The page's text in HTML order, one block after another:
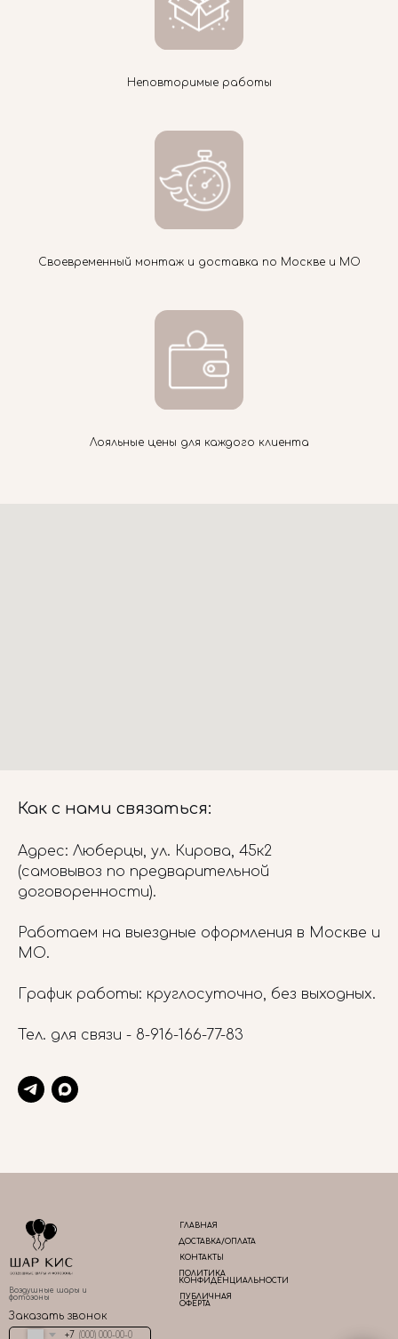
Неповторимые работы
Своевременный монтаж и доставка по Москве и МО
Лояльные цены для каждого клиента
Как с нами связаться:
Адрес: Люберцы, ул. Кирова, 45к2
(самовывоз по предварительной
договоренности).
Работаем на выездные оформления в Москве и
МО.
График работы: круглосуточно, без выходных.
Тел. для связи - 8-916-166-77-83
ГЛАВНАЯ
ДОСТАВКА/ОПЛАТА
КОНТАКТЫ
ПОЛИТИКА
КОНФИДЕНЦИАЛЬНОСТИ
ПУБЛИЧНАЯ
ОФЕРТА
Воздушные шары и
фотозоны
Заказать звонок
+7